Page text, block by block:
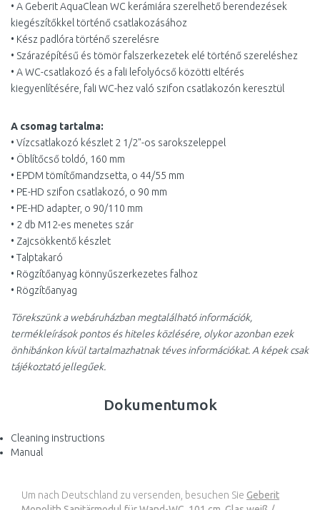
• A Geberit AquaClean WC kerámiára szerelhető berendezések
kiegészítőkkel történő csatlakozásához
• Kész padlóra történő szerelésre
• Szárazépítésű és tömör falszerkezetek elé történő szereléshez
• A WC-csatlakozó és a fali lefolyócső közötti eltérés
kiegyenlítésére, fali WC-hez való szifon csatlakozón keresztül
A csomag tartalma:
• Vízcsatlakozó készlet 2 1/2"-os sarokszeleppel
• Öblítőcső toldó, 160 mm
• EPDM tömítőmandzsetta, o 44/55 mm
• PE-HD szifon csatlakozó, o 90 mm
• PE-HD adapter, o 90/110 mm
• 2 db M12-es menetes szár
• Zajcsökkentő készlet
• Talptakaró
• Rögzítőanyag könnyűszerkezetes falhoz
• Rögzítőanyag
Törekszünk a webáruházban megtalálható információk,
termékleírások pontos és hiteles közlésére, olykor azonban ezek
önhibánkon kívül tartalmazhatnak téves információkat. A képek csak
tájékoztató jellegűek.
Dokumentumok
Cleaning instructions
Manual
Um nach Deutschland zu versenden, besuchen Sie Geberit